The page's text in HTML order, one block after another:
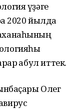
үҙәге
2020 йылда
ҡабул иттек.
Олег